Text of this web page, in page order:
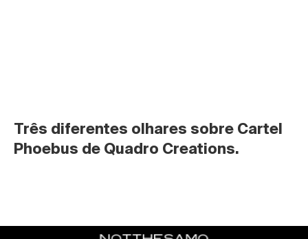
Três diferentes olhares sobre Cartel
Phoebus de Quadro Creations.